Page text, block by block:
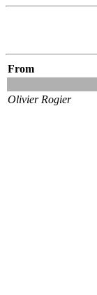
From
Olivier Rogier